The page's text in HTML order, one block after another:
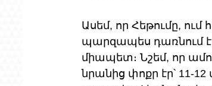
Ասեմ, որ Հեթումը,
պարզապես դառնում է
միապետ։ Նշեմ, որ
նրանից փոքր էր՝ 11-